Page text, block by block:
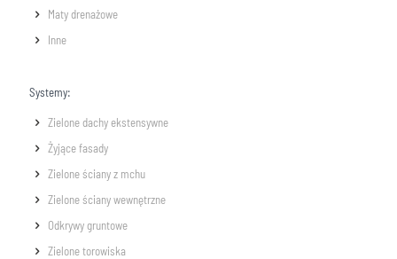
Maty drenażowe
Inne
Systemy:
Zielone dachy ekstensywne
Żyjące fasady
Zielone ściany z mchu
Zielone ściany wewnętrzne
Odkrywy gruntowe
Zielone torowiska